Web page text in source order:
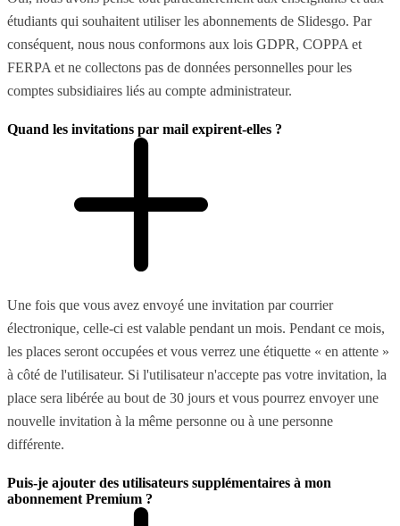
étudiants qui souhaitent utiliser les abonnements de Slidesgo. Par
conséquent, nous nous conformons aux lois GDPR, COPPA et
FERPA et ne collectons pas de données personnelles pour les
comptes subsidiaires liés au compte administrateur.
Quand les invitations par mail expirent-elles ?
Une fois que vous avez envoyé une invitation par courrier
électronique, celle-ci est valable pendant un mois. Pendant ce mois,
les places seront occupées et vous verrez une étiquette « en attente »
à côté de l'utilisateur. Si l'utilisateur n'accepte pas votre invitation, la
place sera libérée au bout de 30 jours et vous pourrez envoyer une
nouvelle invitation à la même personne ou à une personne
différente.
Puis-je ajouter des utilisateurs supplémentaires à mon
abonnement Premium ?